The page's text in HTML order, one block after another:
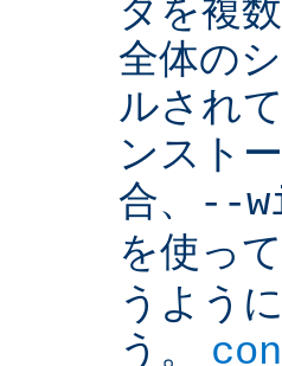
タを複
全体の
ルされ
ンスト
合、
--
を使って
うよう
う。